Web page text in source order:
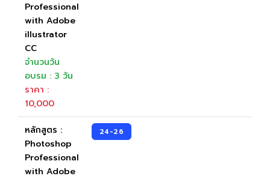
Professional
with Adobe
illustrator
CC
จำนวนวัน
อบรม : 3 วัน
ราคา :
10,000
หลักสูตร :
Photoshop
Professional
with Adobe
24-26